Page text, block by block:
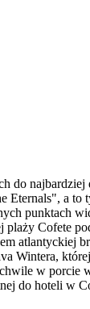
a to
punktach
Cofete
atlantyckiej
Wintera,
w
do hoteli w